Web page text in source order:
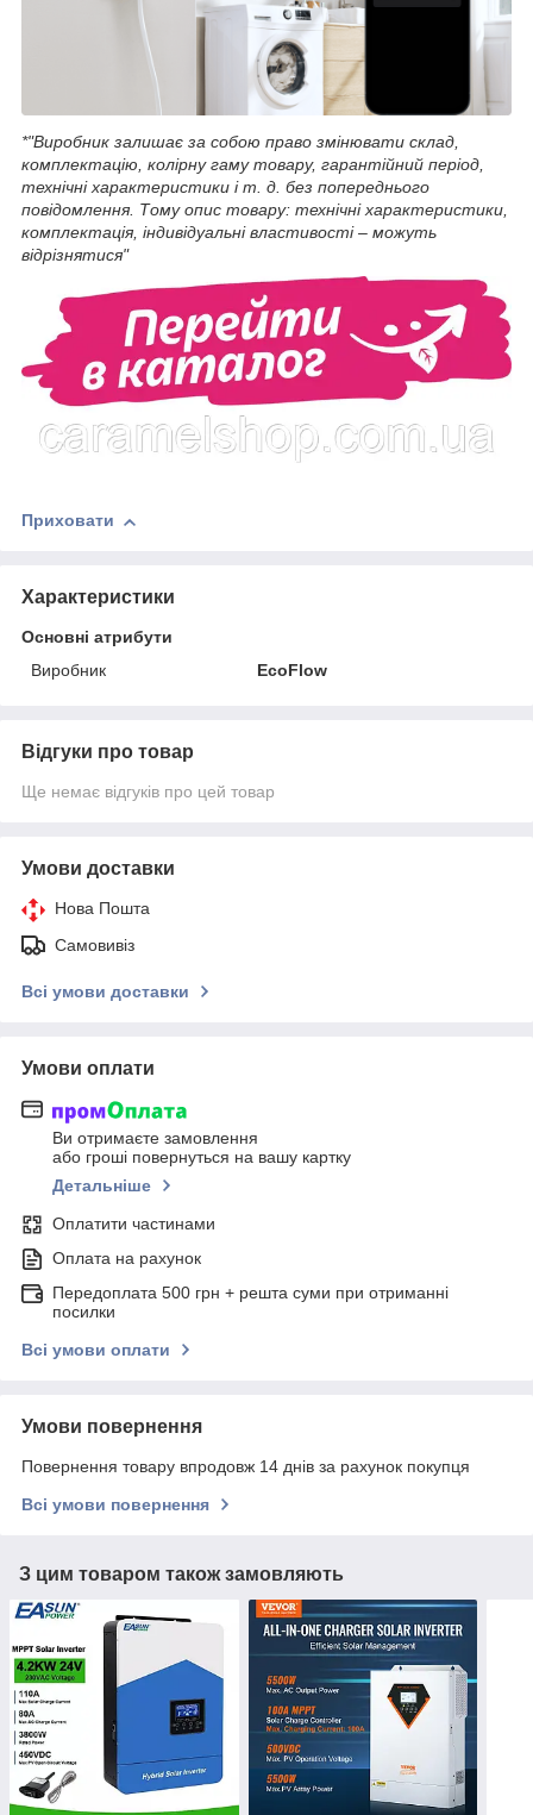
*"Виробник залишає за собою право змінювати склад,
комплектацію, колірну гаму товару, гарантійний період,
технічні характеристики і т. д. без попереднього
повідомлення. Тому опис товару: технічні характеристики,
комплектація, індивідуальні властивості – можуть
відрізнятися"
Приховати
Характеристики
Основні атрибути
Виробник
EcoFlow
Відгуки про товар
Ще немає відгуків про цей товар
Умови доставки
Нова Пошта
Самовивіз
Всі умови доставки
Умови оплати
Ви отримаєте замовлення
або гроші повернуться на вашу картку
Детальніше
Оплатити частинами
Оплата на рахунок
Передоплата 500 грн + решта суми при отриманні
посилки
Всі умови оплати
Умови повернення
Повернення товару впродовж 14 днів за рахунок покупця
Всі умови повернення
З цим товаром також замовляють